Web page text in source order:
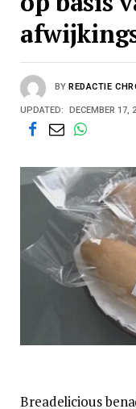
BY REDACTIE
UPDATED: DECEMBER 17,
Breadelicious